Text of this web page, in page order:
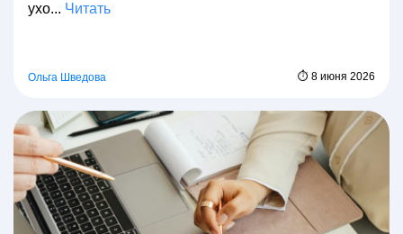
ухо... Читать
Ольга Шведова ⏱ 8 июня 2026